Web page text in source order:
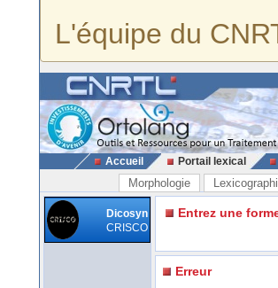
L'équipe du
Accueil Portail lexical
Morphologie
Dicosyn
CRISCO
Entrez une
Erreur